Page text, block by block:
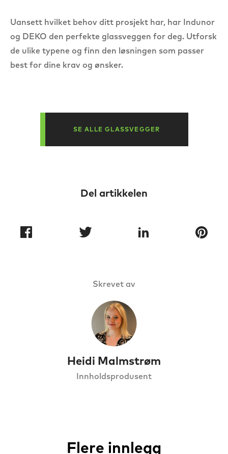
Uansett hvilket behov ditt prosjekt har, har Indunor
og DEKO den perfekte glassveggen for deg. Utforsk
de ulike typene og finn den løsningen som passer
best for dine krav og ønsker.
SE ALLE GLASSVEGGER
Del artikkelen
Skrevet av
Heidi Malmstrøm
Innholdsprodusent
Flere innlegg